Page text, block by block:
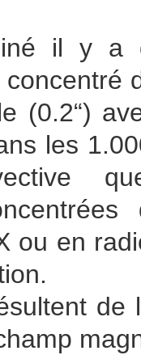
il y a
(0.2“)
les
ou en
de